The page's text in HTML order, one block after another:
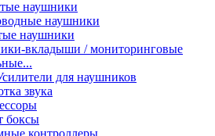
наушники
наушники
наушники
вкладыши / мониторинговые
для наушников
звука
боксы
контроллеры